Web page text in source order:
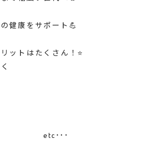
健康をサポート💪
ットはたくさん！⭐️
消 etc･･･